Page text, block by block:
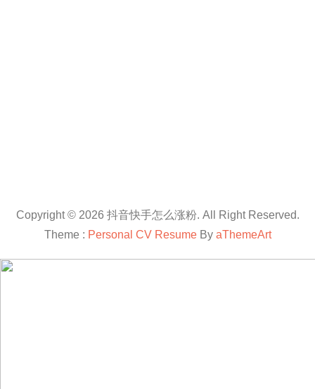
Copyright © 2026 抖音快手怎么涨粉. All Right Reserved.
Theme : Personal CV ResumeBy aThemeArt